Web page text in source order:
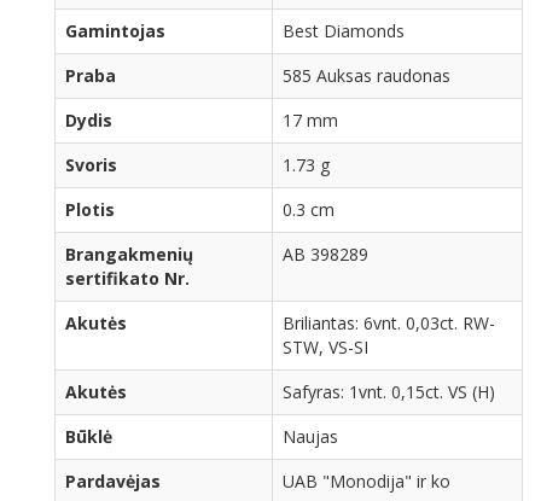
Gamintojas
Best Diamonds
Praba
585 Auksas raudonas
Dydis
17 mm
Svoris
1.73 g
Plotis
0.3 cm
Brangakmenių
sertifikato Nr.
AB 398289
Akutės
Briliantas: 6vnt. 0,03ct. RW-
STW, VS-SI
Akutės
Safyras: 1vnt. 0,15ct. VS (H)
Būklė
Naujas
Pardavėjas
UAB "Monodija" ir ko